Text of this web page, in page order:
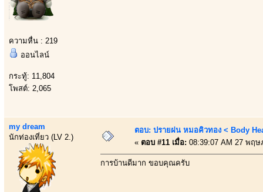
ความหื่น : 219
ออนไลน์
กระทู้: 11,804
โพสต์: 2,065
my dream
นักท่องเที่ยว (LV 2.)
ตอบ: ปรายฝน หมอคิวทอง < Body
« ตอบ #11 เมื่อ: 08:39:07 AM 27 พฤ
การบ้านดีมาก ขอบคุณครับ